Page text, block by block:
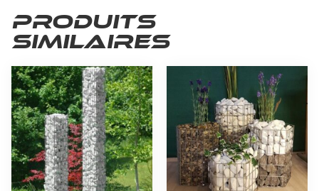
Produits
similaires